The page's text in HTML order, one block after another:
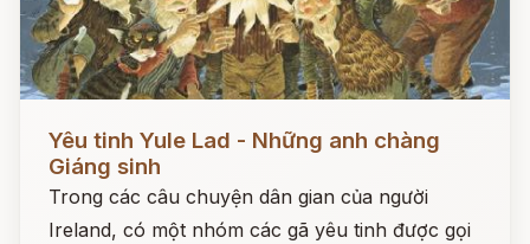
Yêu tinh Yule Lad - Những anh chàng
Giáng sinh
Trong các câu chuyện dân gian của người
Ireland, có một nhóm các gã yêu tinh được gọi